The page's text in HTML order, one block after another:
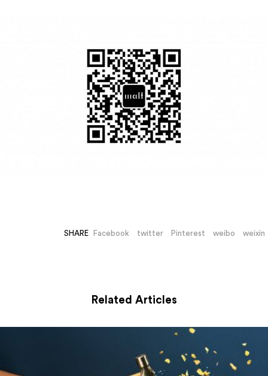
SHARE Facebook twitter Pinterest weibo weixin
Related Articles